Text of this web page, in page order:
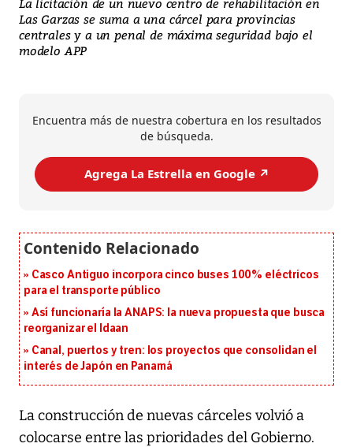
Las Garzas se suma a una cárcel para provincias
centrales y a un penal de máxima seguridad bajo el
modelo APP
Encuentra más de nuestra cobertura en los resultados
de búsqueda.
Agrega La Estrella en Google ↗️
Casco Antiguo incorpora cinco buses 100% eléctricos
para el transporte público
Así funcionaría la ANAPS: la nueva propuesta que busca
reorganizar el Idaan
Canal, puertos y tren: los proyectos que consolidan el
interés de Japón en Panamá
La construcción de nuevas cárceles volvió a
colocarse entre las prioridades del Gobierno.